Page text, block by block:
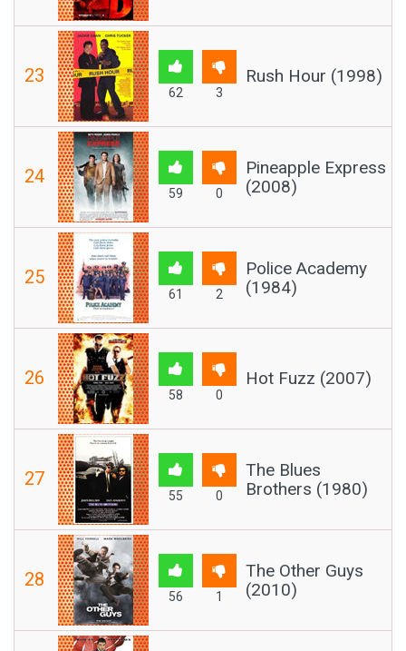
23
62 3
Rush Hour (1998)
24
59 0
Pineapple Express
(2008)
25
61 2
Police Academy
(1984)
26
58 0
Hot Fuzz (2007)
27
55 0
The Blues
Brothers (1980)
28
56 1
The Other Guys
(2010)